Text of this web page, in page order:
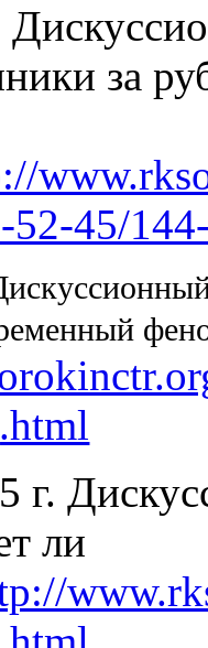
за
52-45/
г.
ли